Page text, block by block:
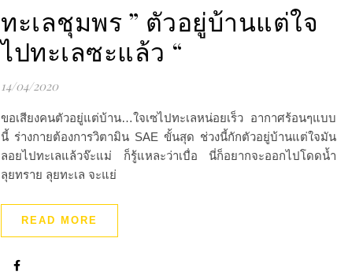
ทะเลชุมพร ” ตัวอยู่บ้านแต่ใจ
ไปทะเลซะแล้ว “
14/04/2020
ขอเสียงคนตัวอยู่แต่บ้าน…ใจเซไปทะเลหน่อยเร็ว อากาศร้อนๆแบบ
นี้ ร่างกายต้องการวิตามิน SAE ขั้นสุด ช่วงนี้กักตัวอยู่บ้านแต่ใจมัน
ลอยไปทะเลแล้วจ๊ะแม่ ก็รู้แหละว่าเบื่อ นี่ก็อยากจะออกไปโดดน้ำ
ลุยทราย ลุยทะเล จะแย่
READ MORE